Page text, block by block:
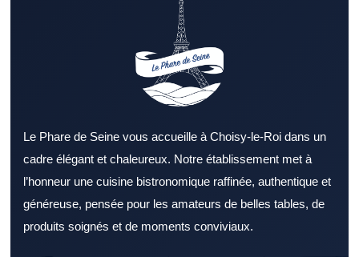
Le Phare de Seine vous accueille à Choisy-le-Roi dans un
cadre élégant et chaleureux. Notre établissement met à
l’honneur une cuisine bistronomique raffinée, authentique et
généreuse, pensée pour les amateurs de belles tables, de
produits soignés et de moments conviviaux.